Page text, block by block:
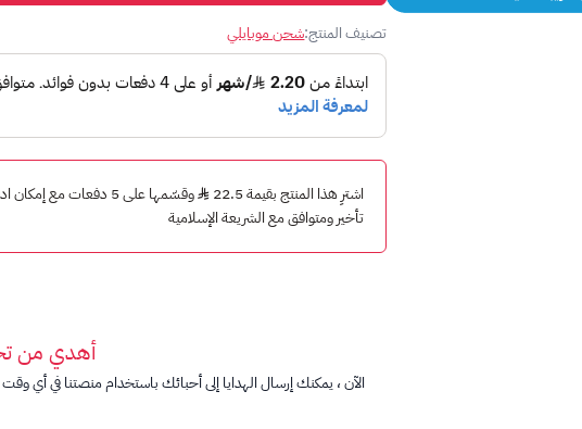
انسخ رقم البطاقة بعد الشراء.
اطلب *1400*رقم البطاقة#
اضغط اتصال.
تحقق من الرصيد بعد الشحن.
لشرح طريقة الشحن بالتفصيل:
اقرأ المقالة:طريقة استخدام بطاقة موبايلي
تصنيف المنتج:شحن موبايلي
اشترِ هذا المنتج بقيمة 22.5
وقسّمها على 5 دفعات مع
تأخير ومتوافق مع الشريعة الإسلامية
أهدي من
الآن ، يمكنك إرسال الهدايا إلى أحبائك باستخدام منصتنا في أي وقت